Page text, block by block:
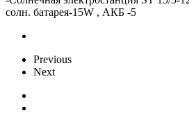
солн. батарея-15W , АКБ -5
Previous
Next